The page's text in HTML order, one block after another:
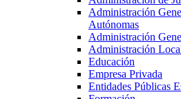
Administración
Autónomas
Administración
Administración
Educación
Empresa Privada
Entidades Públicas